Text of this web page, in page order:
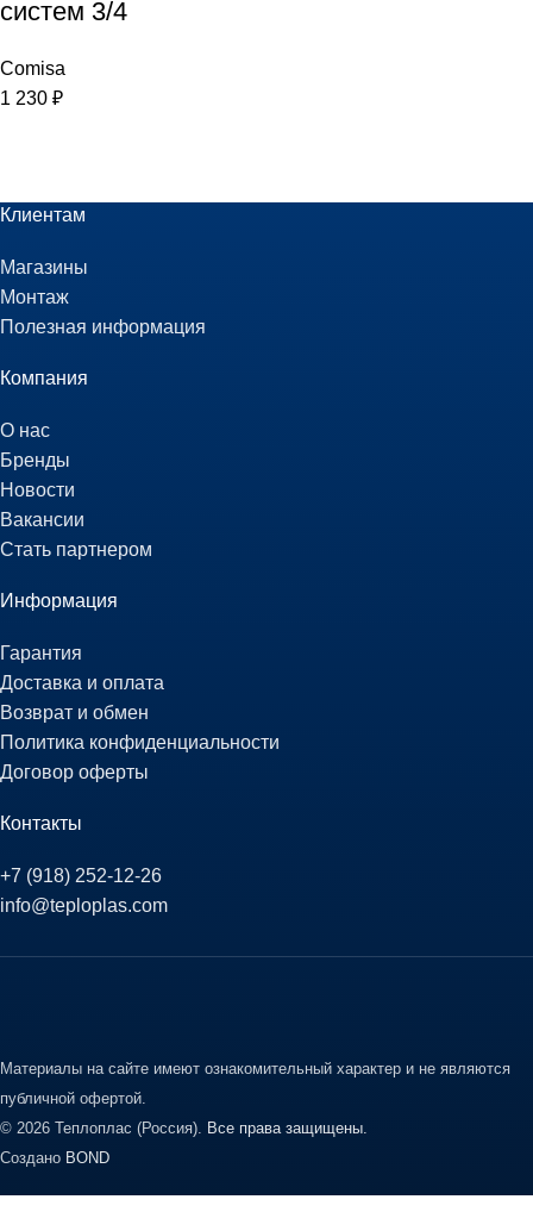
систем 3/4
Comisa
1 230 ₽
Клиентам
Магазины
Монтаж
Полезная информация
Компания
О нас
Бренды
Новости
Вакансии
Стать партнером
Информация
Гарантия
Доставка и оплата
Возврат и обмен
Политика конфиденциальности
Договор оферты
Контакты
+7 (918) 252-12-26
info@teploplas.com
Материалы на сайте имеют ознакомительный характер и не являются
публичной офертой.
© 2026 Теплоплас (Россия). Все права защищены.
Создано BOND